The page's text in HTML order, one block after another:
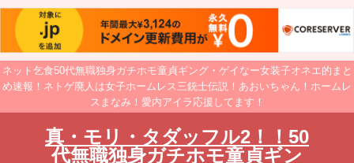
ネット乞食50代無職独身ガチホモ童貞ギング・ゲイなー女装子オネエ的まと
め速報！ネトゲ廃人は女子ホームレス三銃士伝説！あおいちゃん！ホームレ
スまなみ！愛内アイラ応援してます！
真・モリ・タダッフル2！！50
代無職独身ガチホモ童貞ギン